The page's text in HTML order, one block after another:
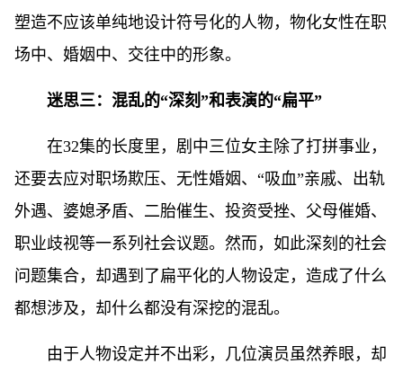
塑造不应该单纯地设计符号化的人物，物化女性在职
场中、婚姻中、交往中的形象。
迷思三：混乱的“深刻”和表演的“扁平”
在32集的长度里，剧中三位女主除了打拼事业，
还要去应对职场欺压、无性婚姻、“吸血”亲戚、出轨
外遇、婆媳矛盾、二胎催生、投资受挫、父母催婚、
职业歧视等一系列社会议题。然而，如此深刻的社会
问题集合，却遇到了扁平化的人物设定，造成了什么
都想涉及，却什么都没有深挖的混乱。
由于人物设定并不出彩，几位演员虽然养眼，却